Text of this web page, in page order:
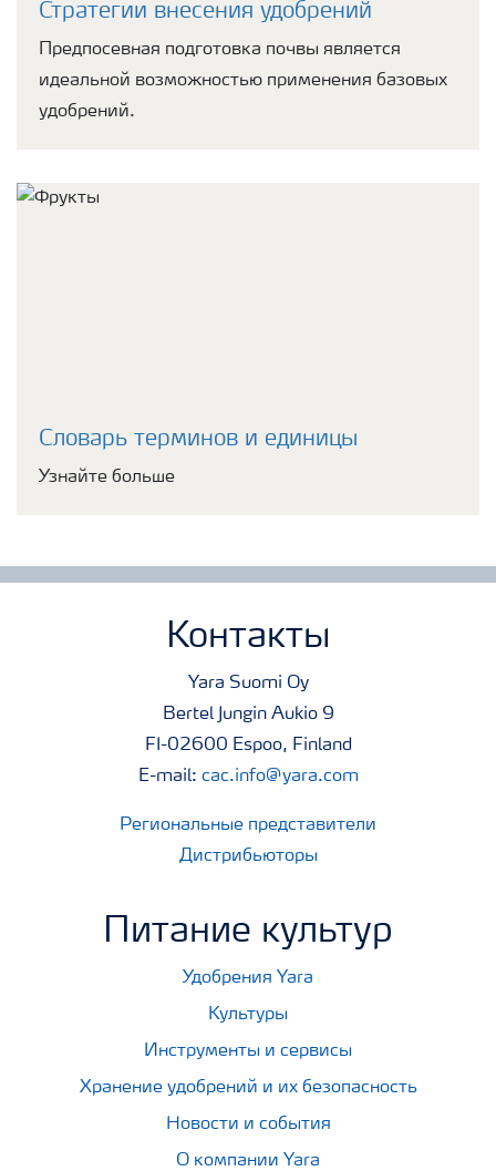
Стратегии внесения удобрений
Предпосевная подготовка почвы является
идеальной возможностью применения базовых
удобрений.
Словарь терминов и единицы
Узнайте больше
Контакты
Yara Suomi Oy
Bertel Jungin Aukio 9
FI-02600 Espoo, Finland
E-mail: cac.info@yara.com
Региональные представители
Дистрибьюторы
Питание культур
Удобрения Yara
Культуры
Инструменты и сервисы
Хранение удобрений и их безопасность
Новости и события
О компании Yara